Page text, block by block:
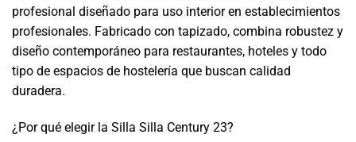
profesional diseñado para uso interior en establecimientos
profesionales. Fabricado con tapizado, combina robustez y
diseño contemporáneo para restaurantes, hoteles y todo
tipo de espacios de hostelería que buscan calidad
duradera.
¿Por qué elegir la Silla Silla Century 23?